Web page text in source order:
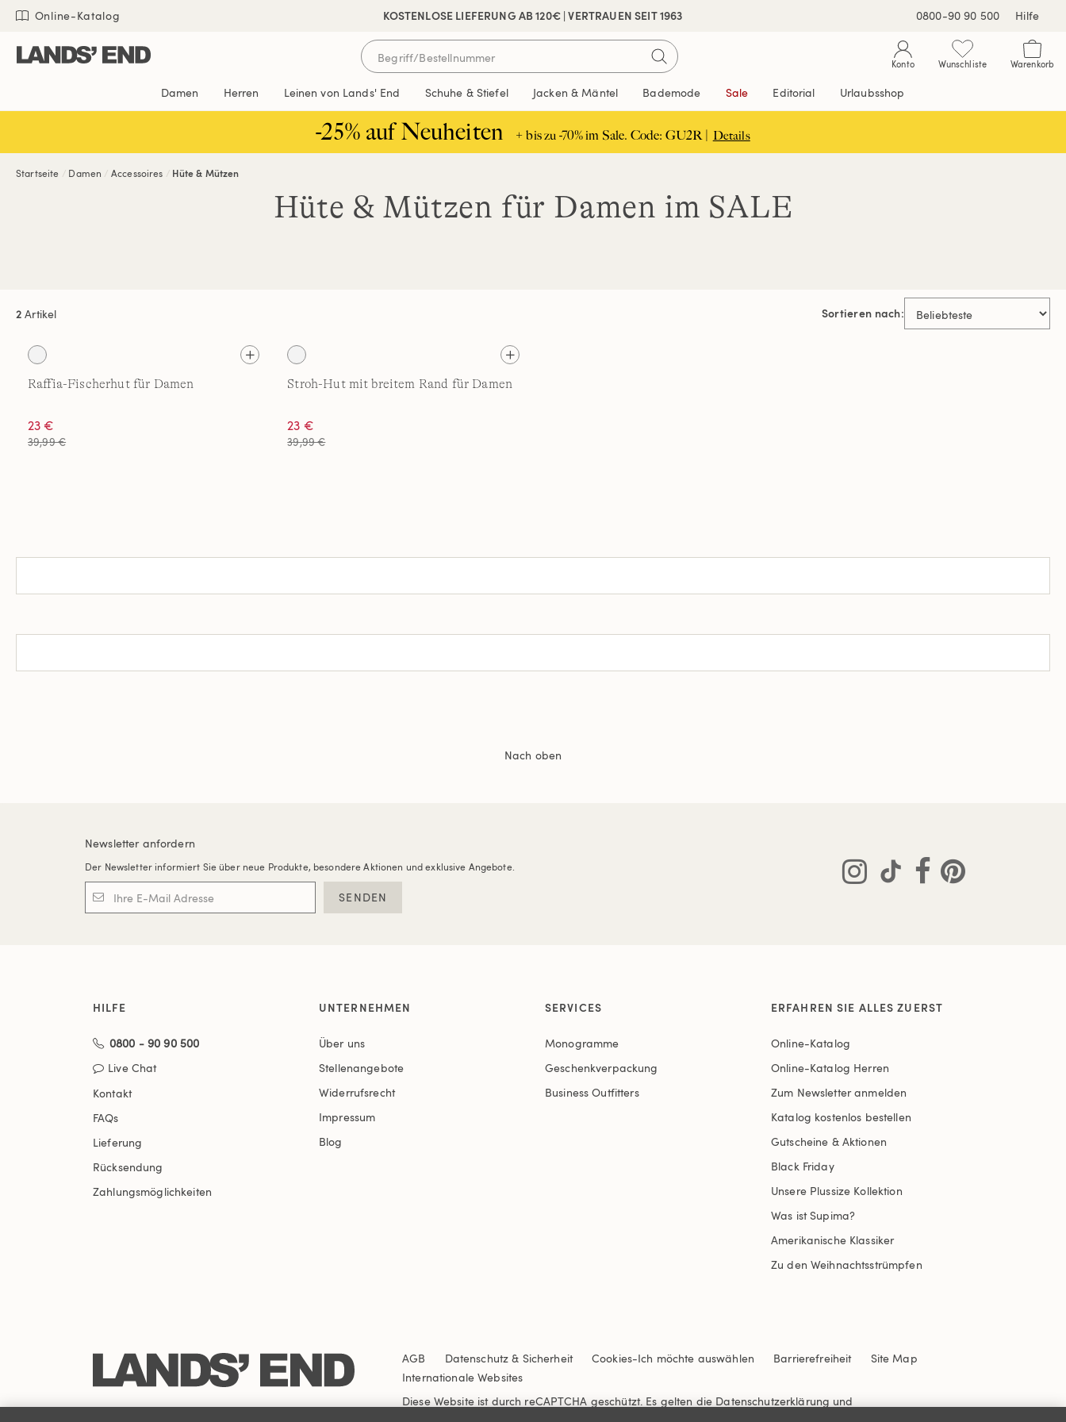
Direkt
Inhalt
Direkt
Navigation
Direkt
Suche
KOSTENLOSE LIEFERUNG AB 120€ | VERTRAUEN SEIT 1963
Online-Katalog 0800-90 90 500 Hilfe
Konto Wunschliste Warenkorb
Damen Herren Leinen von Lands' End Schuhe & Stiefel Jacken & Mäntel Bademode Sale Editorial Urlaubsshop
-25% auf Neuheiten + bis zu -70% im Sale. Code: GU2R | Details
Startseite Damen Accessoires Hüte & Mützen
Hüte & Mützen für Damen im SALE
2 Artikel Sortieren nach:
Raffia-Fischerhut für Damen
23 €
39,99 €
Stroh-Hut mit breitem Rand für Damen
23 €
39,99 €
Nach oben
Newsletter anfordern
Der Newsletter informiert Sie über neue Produkte, besondere Aktionen und exklusive Angebote.
SENDEN
HILFE
0800 - 90 90 500
Live Chat
Kontakt
FAQs
Lieferung
Rücksendung
Zahlungsmöglichkeiten
UNTERNEHMEN
Über uns
Stellenangebote
Widerrufsrecht
Impressum
Blog
SERVICES
Monogramme
Geschenkverpackung
Business Outfitters
ERFAHREN SIE ALLES ZUERST
Online-Katalog
Online-Katalog Herren
Zum Newsletter anmelden
Katalog kostenlos bestellen
Gutscheine & Aktionen
Black Friday
Unsere Plussize Kollektion
Was ist Supima?
Amerikanische Klassiker
Zu den Weihnachtsstrümpfen
AGB Datenschutz & Sicherheit Cookies-Ich möchte auswählen Barrierefreiheit
Site Map
Internationale Websites
Diese Website ist durch reCAPTCHA geschützt. Es gelten die Datenschutzerklärung und